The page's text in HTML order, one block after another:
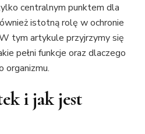
centralnym punktem dla
istotną rolę w ochronie
tym artykule przyjrzymy się
pełni funkcje oraz dlaczego
organizmu.
i jak jest